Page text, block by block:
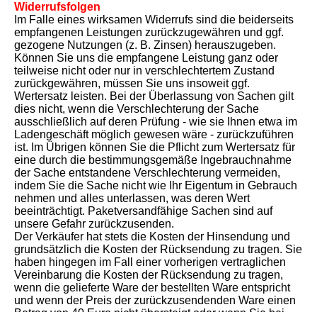
Widerrufsfolgen
Im Falle eines wirksamen Widerrufs sind die beiderseits
empfangenen Leistungen zurückzugewähren und ggf.
gezogene Nutzungen (z. B. Zinsen) herauszugeben.
Können Sie uns die empfangene Leistung ganz oder
teilweise nicht oder nur in verschlechtertem Zustand
zurückgewähren, müssen Sie uns insoweit ggf.
Wertersatz leisten. Bei der Überlassung von Sachen gilt
dies nicht, wenn die Verschlechterung der Sache
ausschließlich auf deren Prüfung - wie sie Ihnen etwa im
Ladengeschäft möglich gewesen wäre - zurückzuführen
ist. Im Übrigen können Sie die Pflicht zum Wertersatz für
eine durch die bestimmungsgemäße Ingebrauchnahme
der Sache entstandene Verschlechterung vermeiden,
indem Sie die Sache nicht wie Ihr Eigentum in Gebrauch
nehmen und alles unterlassen, was deren Wert
beeinträchtigt. Paketversandfähige Sachen sind auf
unsere Gefahr zurückzusenden.
Der Verkäufer hat stets die Kosten der Hinsendung und
grundsätzlich die Kosten der Rücksendung zu tragen. Sie
haben hingegen im Fall einer vorherigen vertraglichen
Vereinbarung die Kosten der Rücksendung zu tragen,
wenn die gelieferte Ware der bestellten Ware entspricht
und wenn der Preis der zurückzusendenden Ware einen